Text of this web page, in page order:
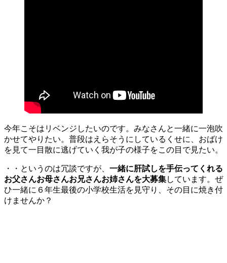
今年こそはリベンジしたいのです。みなさんと一緒に一泡吹
かせてやりたい。普段はえらそうにしているくせに、おばけ
を見て一目散に逃げていく我が子の様子をこの目で見たい。
・・というのは冗談ですが、 一緒に肝試しを手伝ってくれる
お父さんお母さんお兄さんお姉さんを大募集しています。ぜ
ひ一緒に６年生最後の小学校生活を見守り、その目に焼き付
けませんか？